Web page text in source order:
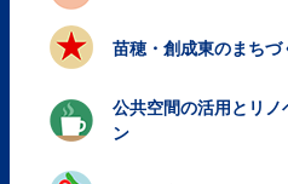
苗穂・創成東のまちづ
公共空間の活用とリノ
ン